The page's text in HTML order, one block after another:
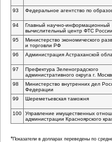
93 Федеральное агентство по
94
Главный научно-информационный
вычислительный центр ФТС России
95
Министерство экономического
и торговли РФ
96 Администрация Астраханской
97
Префектура Зеленоградского
административного округа г.
98
Министерство внутренних дел
Федерации
99 Шереметьевская таможня
100
Управление имущественных
администрации Красноярского
*Показатели в долларах переведены по